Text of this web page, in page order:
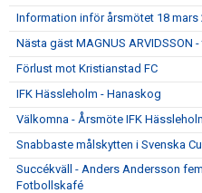
Information inför årsmötet 18 mars
Nästa gäst MAGNUS ARVIDSSON
Förlust mot Kristianstad FC
IFK Hässleholm - Hanaskog
Välkomna - Årsmöte IFK
Snabbaste målskytten i Svenska
Succékväll - Anders Andersson
Fotbollskafé